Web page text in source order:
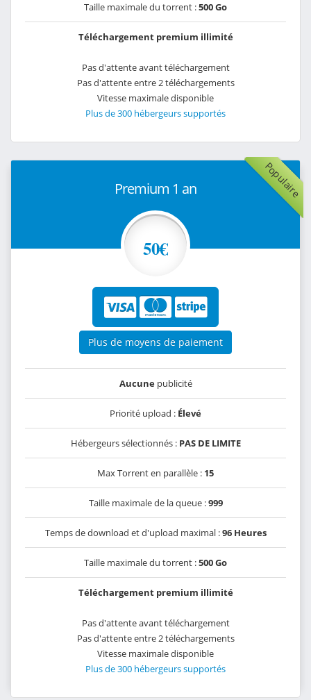
Taille maximale du torrent :500 Go
Téléchargement premium illimité
Pas d'attente avant téléchargement
Pas d'attente entre 2 téléchargements
Vitesse maximale disponible
Plus de 300 hébergeurs supportés
Populaire
Premium 1 an
50€
Plus de moyens de paiement
Aucunepublicité
Priorité upload : Élevé
Hébergeurs sélectionnés : PAS DE LIMITE
Max Torrent en parallèle : 15
Taille maximale de la queue :999
Temps de download et d'upload maximal :96 Heures
Taille maximale du torrent :500 Go
Téléchargement premium illimité
Pas d'attente avant téléchargement
Pas d'attente entre 2 téléchargements
Vitesse maximale disponible
Plus de 300 hébergeurs supportés